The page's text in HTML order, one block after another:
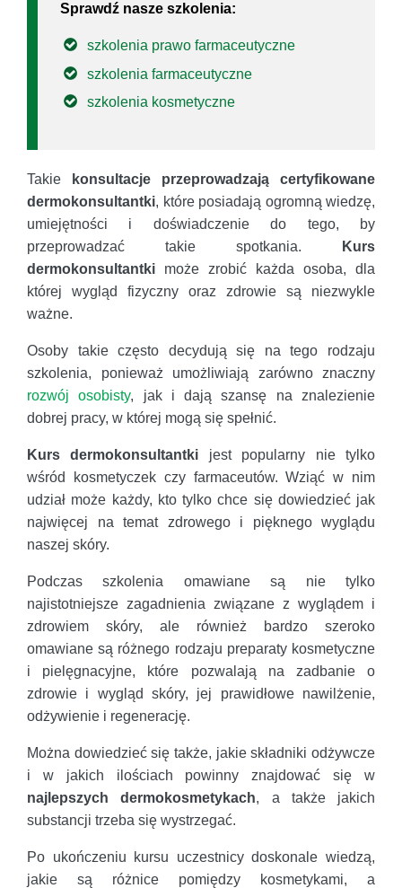
Sprawdź nasze szkolenia:
szkolenia prawo farmaceutyczne
szkolenia farmaceutyczne
szkolenia kosmetyczne
Takie
konsultacje przeprowadzają certyfikowane
dermokonsultantki, które posiadają ogromną wiedzę,
umiejętności i doświadczenie do tego, by
przeprowadzać takie spotkania.
Kurs
dermokonsultantki może zrobić każda osoba, dla
której wygląd fizyczny oraz zdrowie są niezwykle
ważne.
Osoby takie często decydują się na tego rodzaju
szkolenia, ponieważ umożliwiają zarówno znaczny
rozwój osobisty, jak i dają szansę na znalezienie
dobrej pracy, w której mogą się spełnić.
Kurs dermokonsultantki jest popularny nie tylko
wśród kosmetyczek czy farmaceutów. Wziąć w nim
udział może każdy, kto tylko chce się dowiedzieć jak
najwięcej na temat zdrowego i pięknego wyglądu
naszej skóry.
Podczas szkolenia omawiane są nie tylko
najistotniejsze zagadnienia związane z wyglądem i
zdrowiem skóry, ale również bardzo szeroko
omawiane są różnego rodzaju preparaty kosmetyczne
i pielęgnacyjne, które pozwalają na zadbanie o
zdrowie i wygląd skóry, jej prawidłowe nawilżenie,
odżywienie i regenerację.
Można dowiedzieć się także, jakie składniki odżywcze
i w jakich ilościach powinny znajdować się w
najlepszych dermokosmetykach, a także jakich
substancji trzeba się wystrzegać.
Po ukończeniu kursu uczestnicy doskonale wiedzą,
jakie są różnice pomiędzy kosmetykami, a